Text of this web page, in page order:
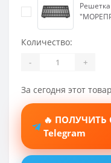
Количество:
- +
За сегодня этот
🔥 ПОЛУЧИТЬ
Telegram